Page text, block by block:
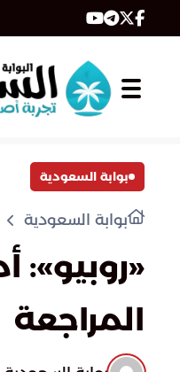
بوابة السعودية
بوابة السعودية
«روبيو»:
المراجعة